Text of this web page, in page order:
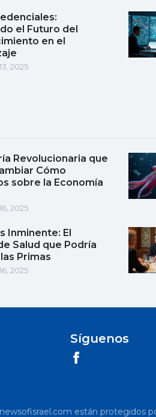
el Futuro del
en el
2025
Revolucionaria que
Cómo
sobre la Economía
2025
Inminente: El
Salud que Podría
Primas
2025
Síguenos
están protegidos